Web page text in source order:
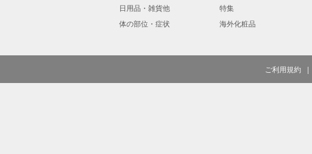
日用品・雑貨他
特集
体の部位・症状
海外化粧品
ご利用規約